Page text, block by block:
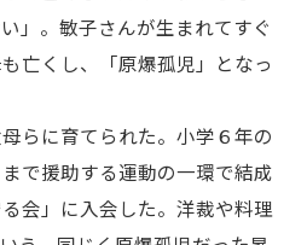
」。敏子さんが生まれてすぐ
亡くし、「原爆孤児」となっ
らに育てられた。小学６年の
で援助する運動の一環で結成
会」に入会した。洋裁や料理